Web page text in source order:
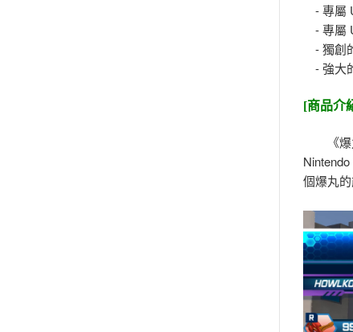
- 專屬
- 專屬
- 獨創
- 強大
[商品介
《爆丸
個爆丸